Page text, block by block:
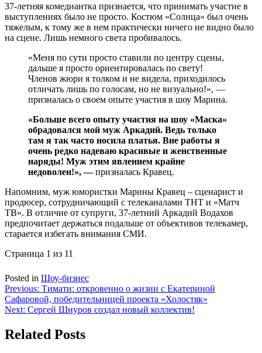
37-летняя комедиантка признается, что принимать участие в
выступлениях было не просто. Костюм «Солнца» был очень
тяжелым, к тому же в нем практически ничего не видно было
на сцене. Лишь немного света пробивалось.
«Меня по сути просто ставили по центру сцены,
дальше я просто ориентировалась по свету!
Членов жюри я толком и не видела, приходилось
отличать лишь по голосам, но не визуально!», —
призналась о своем опыте участия в шоу Марина.
«Больше всего опыту участия на шоу «Маска»
обрадовался мой муж Аркадий. Ведь только
там я так часто носила платья. Вне работы я
очень редко надеваю красивые и женственные
наряды! Муж этим явлением крайне
недоволен!», —призналась Кравец.
Напомним, муж юмористки Марины Кравец – сценарист и
продюсер, сотрудничающий с телеканалами ТНТ и «Матч
ТВ». В отличие от супруги, 37-летний Аркадий Водахов
предпочитает держаться подальше от объективов телекамер,
старается избегать внимания СМИ.
Страница 1 из 11
Posted in Шоу-бизнес
Навигация
по
Previous: Тимати: откровенно о жизни с Екатериной
Сафаровой, победительницей проекта «Холостяк»
Next: Сергей Шнуров создал новый коллектив!
Related Posts